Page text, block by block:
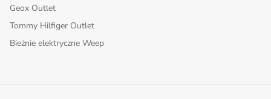
Geox Outlet
Tommy Hilfiger Outlet
Bieżnie elektryczne Weep